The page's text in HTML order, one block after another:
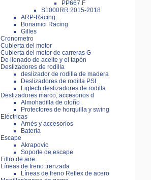
PP667.F
S1000RR 2015-2018
ARP-Racing
Bonamici Racing
Gilles
Cronometro
Cubierta del motor
Cubierta del motor de carreras G
De llenado de aceite y el tapón
Deslizadores de rodilla
deslizador de rodilla de madera
Deslizadores de rodilla PSI
Ligtech deslizadores de rodilla
Deslizadores marco, accesorios d
Almohadilla de otoño
Protectores de horquilla y swing
Eléctricas
Arnés y accesorios
Batería
Escape
Akrapovic
Soporte de escape
Filtro de aire
Líneas de freno trenzada
Líneas de freno Reflex de acero